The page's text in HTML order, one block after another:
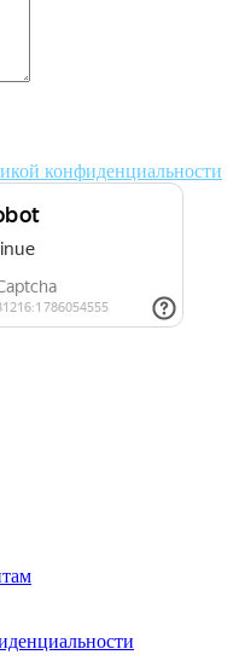
конфиденциальности